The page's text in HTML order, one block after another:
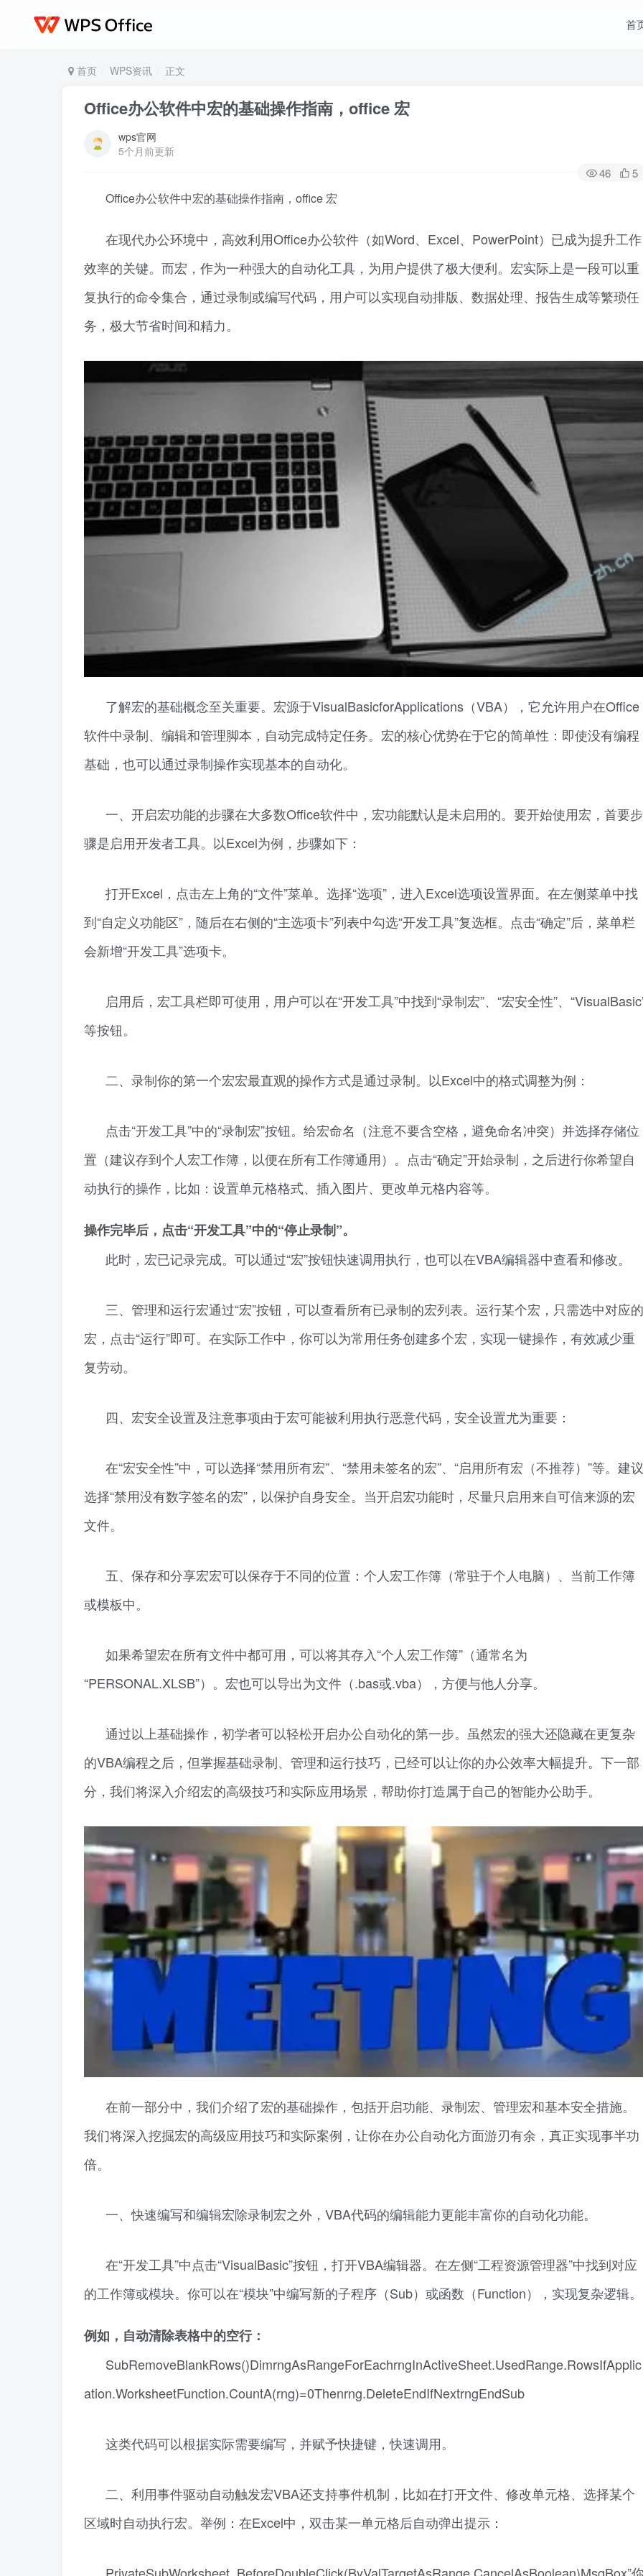
首
首页 WPS资讯 正文
Office办公软件中宏的基础操作指南，office 宏
wps官网
5个月前更新
46 5
Office办公软件中宏的基础操作指南，office 宏
在现代办公环境中，高效利用Office办公软件（如Word、Excel、PowerPoint）已成为提升工作
效率的关键。而宏，作为一种强大的自动化工具，为用户提供了极大便利。宏实际上是一段可以重
复执行的命令集合，通过录制或编写代码，用户可以实现自动排版、数据处理、报告生成等繁琐任
务，极大节省时间和精力。
了解宏的基础概念至关重要。宏源于VisualBasicforApplications（VBA），它允许用户在Office
软件中录制、编辑和管理脚本，自动完成特定任务。宏的核心优势在于它的简单性：即使没有编程
基础，也可以通过录制操作实现基本的自动化。
一、开启宏功能的步骤在大多数Office软件中，宏功能默认是未启用的。要开始使用宏，首要步
骤是启用开发者工具。以Excel为例，步骤如下：
打开Excel，点击左上角的“文件”菜单。选择“选项”，进入Excel选项设置界面。在左侧菜单中找
到“自定义功能区”，随后在右侧的“主选项卡”列表中勾选“开发工具”复选框。点击“确定”后，菜单栏
会新增“开发工具”选项卡。
启用后，宏工具栏即可使用，用户可以在“开发工具”中找到“录制宏”、“宏安全性”、
等按钮。
二、录制你的第一个宏宏最直观的操作方式是通过录制。以Excel中的格式调整为例：
点击“开发工具”中的“录制宏”按钮。给宏命名（注意不要含空格，避免命名冲突）并选择存储位
置（建议存到个人宏工作簿，以便在所有工作簿通用）。点击“确定”开始录制，之后进行你希望自
动执行的操作，比如：设置单元格格式、插入图片、更改单元格内容等。
操作完毕后，点击“开发工具”中的“停止录制”。
此时，宏已记录完成。可以通过“宏”按钮快速调用执行，也可以在VBA编辑器中查看和修改。
三、管理和运行宏通过“宏”按钮，可以查看所有已录制的宏列表。运行某个宏，只需选中对应的
宏，点击“运行”即可。在实际工作中，你可以为常用任务创建多个宏，实现一键操作，有效减少重
复劳动。
四、宏安全设置及注意事项由于宏可能被利用执行恶意代码，安全设置尤为重要：
在“宏安全性”中，可以选择“禁用所有宏”、“禁用未签名的宏”、“启用所有宏（不推荐）”等。建议
选择“禁用没有数字签名的宏”，以保护自身安全。当开启宏功能时，尽量只启用来自可信来源的宏
文件。
五、保存和分享宏宏可以保存于不同的位置：个人宏工作簿（常驻于个人电脑）、当前工作簿
或模板中。
如果希望宏在所有文件中都可用，可以将其存入“个人宏工作簿”（通常名为
“PERSONAL.XLSB”）。宏也可以导出为文件（.bas或.vba），方便与他人分享。
通过以上基础操作，初学者可以轻松开启办公自动化的第一步。虽然宏的强大还隐藏在更复杂
的VBA编程之后，但掌握基础录制、管理和运行技巧，已经可以让你的办公效率大幅提升。下一部
分，我们将深入介绍宏的高级技巧和实际应用场景，帮助你打造属于自己的智能办公助手。
在前一部分中，我们介绍了宏的基础操作，包括开启功能、录制宏、管理宏和基本安全措施。
我们将深入挖掘宏的高级应用技巧和实际案例，让你在办公自动化方面游刃有余，真正实现事半功
倍。
一、快速编写和编辑宏除录制宏之外，VBA代码的编辑能力更能丰富你的自动化功能。
在“开发工具”中点击“VisualBasic”按钮，打开VBA编辑器。在左侧“工程资源管理器”中找到对应
的工作簿或模块。你可以在“模块”中编写新的子程序（Sub）或函数（Function），实现复杂逻辑。
例如，自动清除表格中的空行：
SubRemoveBlankRows()DimrngAsRangeForEachrngInActiveSheet.UsedRange.RowsIfApplic
ation.WorksheetFunction.CountA(rng)=0Thenrng.DeleteEndIfNextrngEndSub
这类代码可以根据实际需要编写，并赋予快捷键，快速调用。
二、利用事件驱动自动触发宏VBA还支持事件机制，比如在打开文件、修改单元格、选择某个
区域时自动执行宏。举例：在Excel中，双击某一单元格后自动弹出提示：